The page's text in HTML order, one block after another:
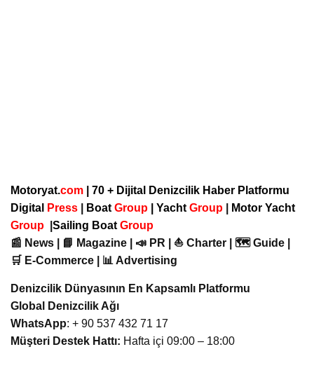
Motoryat.com | 70 + Dijital Denizcilik Haber Platformu
Digital
Press Boat Group Yacht Group
Motor Yacht
Group
Sailing Boat Group
📰 News | 📘 Magazine | 📣 PR | ⛵ Charter | 🗺️ Guide |
🛒 E-Commerce | 📊 Advertising
Denizcilik Dünyasının En Kapsamlı Platformu
Global Denizcilik Ağı
WhatsApp: + 90 537 432 71 17
Müşteri Destek Hattı: Hafta içi 09:00 – 18:00